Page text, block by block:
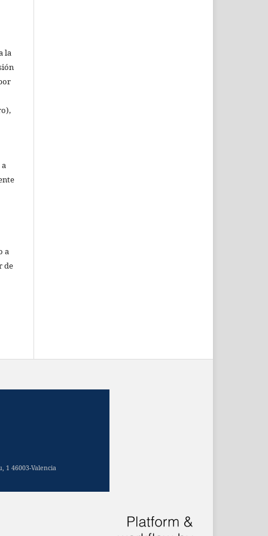
la
a
de
1 46003-Valencia